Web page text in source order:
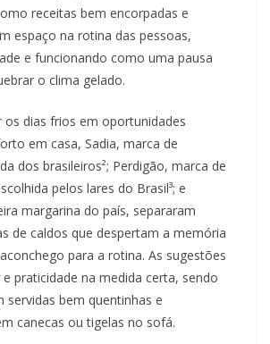
receitas bem encorpadas e
espaço na rotina das pessoas,
e funcionando como uma pausa
o clima gelado.
os dias frios em oportunidades
em casa, Sadia, marca de
dos brasileiros²; Perdigão, marca de
pelos lares do Brasil³; e
margarina do país, separaram
de caldos que despertam a memória
para a rotina. As sugestões
praticidade na medida certa, sendo
servidas bem quentinhas e
canecas ou tigelas no sofá.